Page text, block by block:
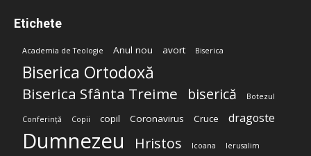
Etichete
Academia de Teologie Anul nou avort Biserica
Biserica Ortodoxă
Biserica Sfânta Treime biserică Botezul
Conferință Copii copil Coronavirus Cruce dragoste
Dumnezeu Hristos Icoana Ierusalim